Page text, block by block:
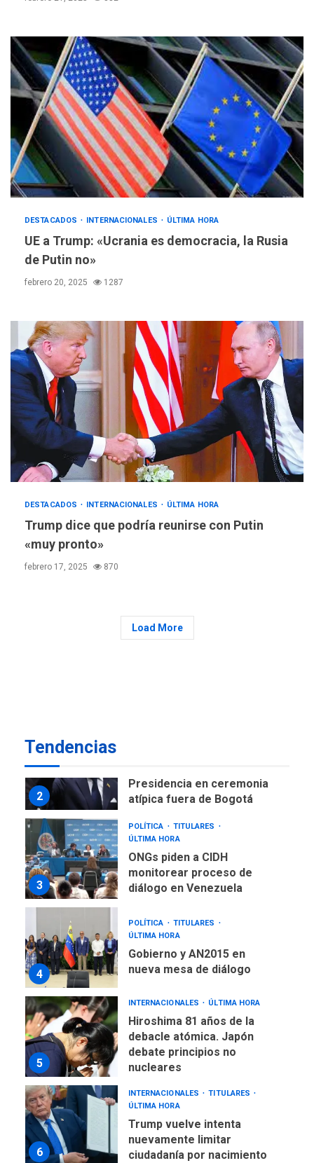
DESTACADOS INTERNACIONALES ÚLTIMA HORA
UE a Trump: «Ucrania es democracia, la Rusia
de Putin no»
febrero 20, 2025 1287
DESTACADOS INTERNACIONALES ÚLTIMA HORA
Trump dice que podría reunirse con Putin
«muy pronto»
febrero 17, 2025 870
Load More
Tendencias
POLÍTICA
TITULARES
ÚLTIMA HORA
monitorear proceso de
diálogo en Venezuela
4
5
INTERNACIONALES ÚLTIMA HORA
Hiroshima 81 años de la
debacle atómica. Japón
debate principios no
nucleares
INTERNACIONALES
TITULARES
ÚLTIMA HORA
Trump vuelve intenta
nuevamente limitar
ciudadanía por nacimiento
NACIONALES
TITULARES
ÚLTIMA HORA
2
atípica fuera de Bogotá
3
POLÍTICA
TITULARES
ONGs piden a CIDH
monitorear proceso de
diálogo en Venezuela
4
Gobierno y AN2015 en
nueva mesa de diálogo
5
Hiroshima 81 años de la
debacle atómica. Japón
debate principios no
nucleares
6
INTERNACIONALES
Trump vuelve intenta
nuevamente limitar
ciudadanía por nacimiento